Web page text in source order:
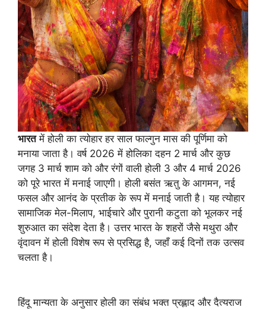
भारतमें होली का त्योहार हर साल फाल्गुन मास की पूर्णिमा को
मनाया जाता है। वर्ष 2026 में होलिका दहन 2 मार्च और कुछ
जगह 3 मार्च शाम को और रंगों वाली होली 3 और 4 मार्च 2026
को पूरे भारत में मनाई जाएगी। होली बसंत ऋतु के आगमन, नई
फसल और आनंद के प्रतीक के रूप में मनाई जाती है। यह त्योहार
सामाजिक मेल-मिलाप, भाईचारे और पुरानी कटुता को भूलकर नई
शुरुआत का संदेश देता है। उत्तर भारत के शहरों जैसे मथुरा और
वृंदावन में होली विशेष रूप से प्रसिद्ध है, जहाँ कई दिनों तक उत्सव
चलता है।
हिंदू मान्यता के अनुसार होली का संबंध भक्त प्रह्लाद और दैत्यराज